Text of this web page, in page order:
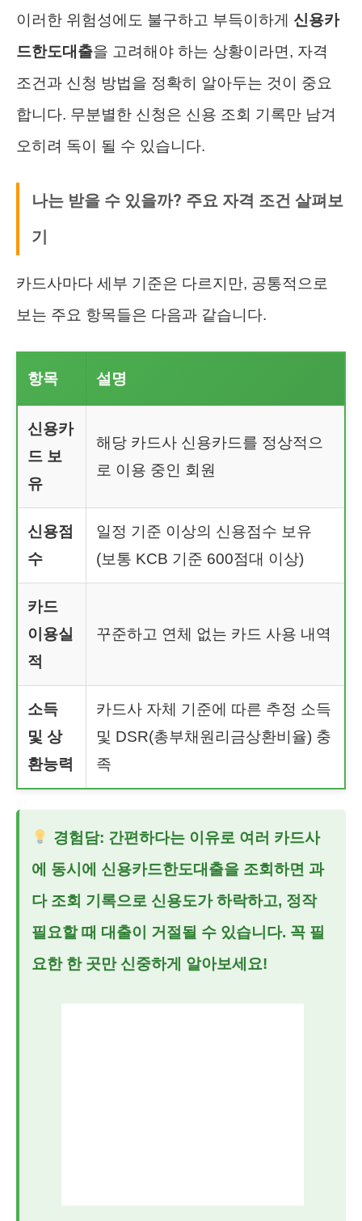
이러한 위험성에도 불구하고 부득이하게 신용카
드한도대출을 고려해야 하는 상황이라면, 자격
조건과 신청 방법을 정확히 알아두는 것이 중요
합니다. 무분별한 신청은 신용 조회 기록만 남겨
오히려 독이 될 수 있습니다.
나는 받을 수 있을까? 주요 자격 조건 살펴보
기
카드사마다 세부 기준은 다르지만, 공통적으로
보는 주요 항목들은 다음과 같습니다.
항목 설명
신용카
드 보
유
해당 카드사 신용카드를 정상적으
로 이용 중인 회원
신용점
수
일정 기준 이상의 신용점수 보유
(보통 KCB 기준 600점대 이상)
카드
이용실
적
꾸준하고 연체 없는 카드 사용 내역
소득
및 상
환능력
카드사 자체 기준에 따른 추정 소득
및 DSR(총부채원리금상환비율) 충
족
경험담: 간편하다는 이유로 여러 카드사
에 동시에 신용카드한도대출을 조회하면 과
다 조회 기록으로 신용도가 하락하고, 정작
필요할 때 대출이 거절될 수 있습니다. 꼭 필
요한 한 곳만 신중하게 알아보세요!